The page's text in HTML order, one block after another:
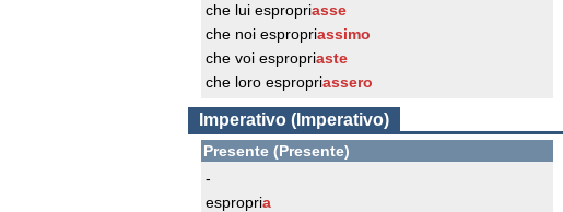
che lui espropriasse
che noi espropriassimo
che voi espropriaste
che loro espropriassero
Imperativo (Imperativo)
Presente (Presente)
-
espropria